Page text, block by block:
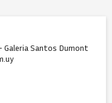
Galeria Santos Dumont